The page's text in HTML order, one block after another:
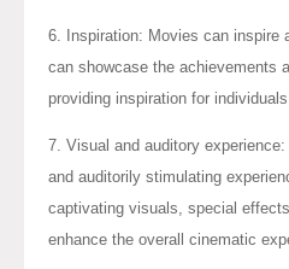
6. Inspiration: Movies can inspire
can showcase the achievements
providing inspiration for
7. Visual and auditory
and auditorily stimulating
captivating visuals, special
enhance the overall cinematic